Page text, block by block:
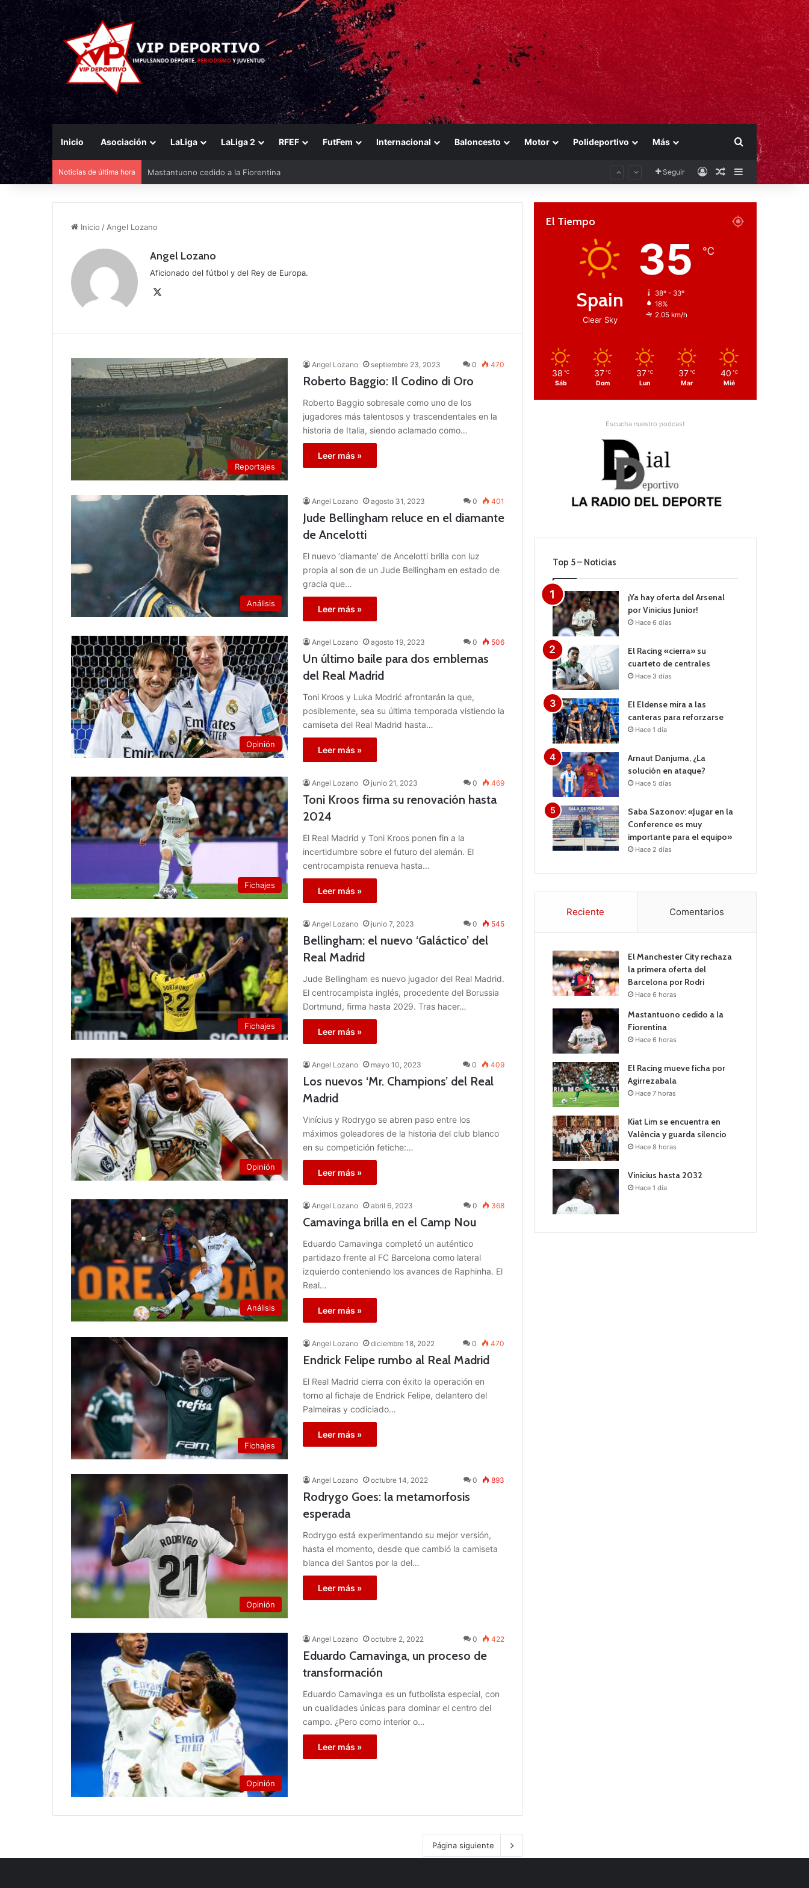
Inicio Asociación LaLiga LaLiga 2 RFEF FutFem Internacional Baloncesto Motor Polideportivo Más Buscar por
Noticias de última hora Seguir AccesoPublicación al
Barra lateral
Inicio / Angel Lozano
Angel Lozano
Aficionado del fútbol y del Rey de Europa.
Reportajes
Angel Lozano septiembre 23, 2023 0 470
Roberto Baggio: Il Codino di Oro
Roberto Baggio sobresale como uno de los
jugadores más talentosos y trascendentales en la
historia de Italia, siendo aclamado como…
Leer más »
Análisis
Angel Lozano agosto 31, 2023 0 401
Jude Bellingham reluce en el diamante
de Ancelotti
El nuevo ‘diamante’ de Ancelotti brilla con luz
propia al son de un Jude Bellingham en estado de
gracia que…
Leer más »
Opinión
Angel Lozano agosto 19, 2023 0 506
Un último baile para dos emblemas
del Real Madrid
Toni Kroos y Luka Modrić afrontarán la que,
posiblemente, sea su última temporada vistiendo la
camiseta del Real Madrid hasta…
Leer más »
Fichajes
Angel Lozano junio 21, 2023 0 469
Toni Kroos firma su renovación hasta
2024
El Real Madrid y Toni Kroos ponen fin a la
incertidumbre sobre el futuro del alemán. El
centrocampista renueva hasta…
Leer más »
Fichajes
Angel Lozano junio 7, 2023 0 545
Bellingham: el nuevo ‘Galáctico’ del
Real Madrid
Jude Bellingham es nuevo jugador del Real Madrid.
El centrocampista inglés, procedente del Borussia
Dortmund, firma hasta 2029. Tras hacer…
Leer más »
Opinión
Angel Lozano mayo 10, 2023 0 409
Los nuevos ‘Mr. Champions’ del Real
Madrid
Vinícius y Rodrygo se abren paso entre los
máximos goleadores de la historia del club blanco
en su competición fetiche:…
Leer más »
Análisis
Angel Lozano abril 6, 2023 0 368
Camavinga brilla en el Camp Nou
Eduardo Camavinga completó un auténtico
partidazo frente al FC Barcelona como lateral
izquierdo conteniendo los avances de Raphinha. El
Real…
Leer más »
Fichajes
Angel Lozano diciembre 18, 2022 0 470
Endrick Felipe rumbo al Real Madrid
El Real Madrid cierra con éxito la operación en
torno al fichaje de Endrick Felipe, delantero del
Palmeiras y codiciado…
Leer más »
Opinión
Angel Lozano octubre 14, 2022 0 893
Rodrygo Goes: la metamorfosis
esperada
Rodrygo está experimentando su mejor versión,
hasta el momento, desde que cambió la camiseta
blanca del Santos por la del…
Leer más »
Opinión
Angel Lozano octubre 2, 2022 0 422
Eduardo Camavinga, un proceso de
transformación
Eduardo Camavinga es un futbolista especial, con
un cualidades únicas para dominar el centro del
campo. ¿Pero como interior o…
Leer más »
Página siguiente
El Tiempo
Spain
Clear Sky
35 ℃
38º - 33º
18%
2.05 km/h
38 ℃
Sáb
37 ℃
Dom
37 ℃
Lun
37 ℃
Mar
40 ℃
Mié
Escucha nuestro podcast
Top 5 – Noticias
¡Ya hay oferta del Arsenal
por Vinicius Junior!
Hace 6 días
El Racing «cierra» su
cuarteto de centrales
Hace 3 días
El Eldense mira a las
canteras para reforzarse
Hace 1 día
Arnaut Danjuma, ¿La
solución en ataque?
Hace 5 días
Saba Sazonov: «Jugar en la
Conference es muy
importante para el equipo»
Hace 2 días
Reciente Comentarios
El Manchester City rechaza
la primera oferta del
Barcelona por Rodri
Hace 6 horas
Mastantuono cedido a la
Fiorentina
Hace 6 horas
El Racing mueve ficha por
Agirrezabala
Hace 7 horas
Kiat Lim se encuentra en
València y guarda silencio
Hace 8 horas
Vinicius hasta 2032
Hace 1 día